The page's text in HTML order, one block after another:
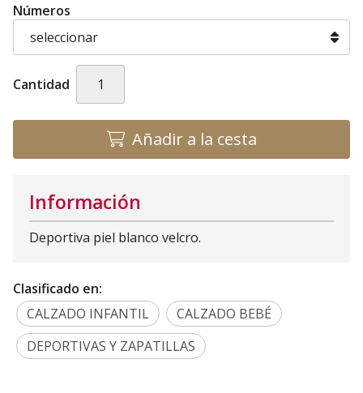
Números
Cantidad
Añadir a la cesta
Información
Deportiva piel blanco velcro.
Clasificado en:
CALZADO INFANTIL
CALZADO BEBÉ
DEPORTIVAS Y ZAPATILLAS